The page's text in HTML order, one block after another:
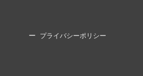
プライバシーポリシー